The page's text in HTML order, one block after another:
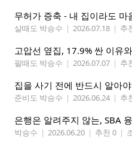
무허가 증축 - 내 집이라도
살때도 박승수 | 2026.07.18 | 추
고압선 옆집, 17.9% 싼 이유
팔때도 박승수 | 2026.07.07 | 추
준비도 박승수 | 2026.06.24 | 추
박승수 | 2026.06.20 | 추천 0 |